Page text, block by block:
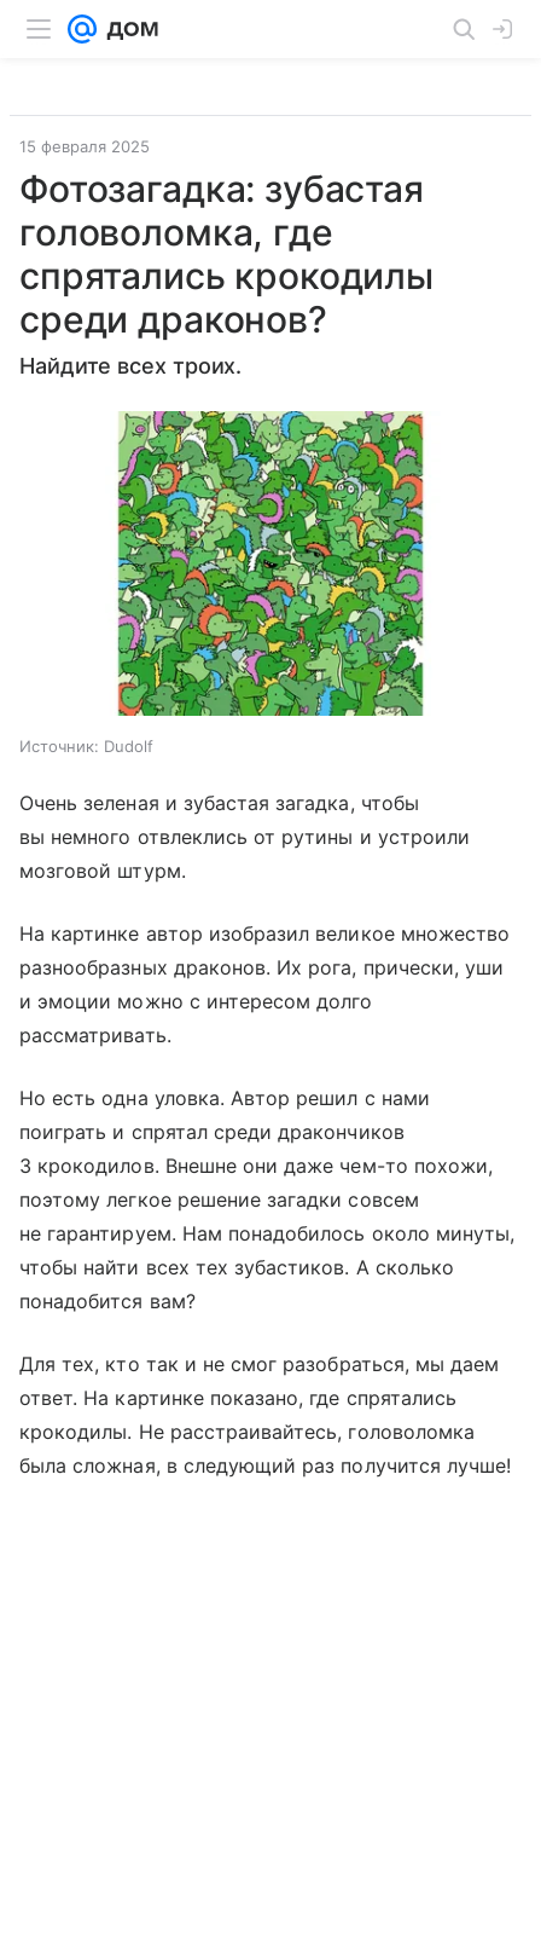
15 февраля 2025
Фотозагадка: зубастая
головоломка, где
спрятались крокодилы
среди драконов?
Найдите всех троих.
Источник: Dudolf
Очень зеленая и зубастая загадка, чтобы
вы немного отвлеклись от рутины и устроили
мозговой штурм.
На картинке автор изобразил великое множество
разнообразных драконов. Их рога, прически, уши
и эмоции можно с интересом долго
рассматривать.
Но есть одна уловка. Автор решил с нами
поиграть и спрятал среди дракончиков
3 крокодилов. Внешне они даже чем-то похожи,
поэтому легкое решение загадки совсем
не гарантируем. Нам понадобилось около минуты,
чтобы найти всех тех зубастиков. А сколько
понадобится вам?
Для тех, кто так и не смог разобраться, мы даем
ответ. На картинке показано, где спрятались
крокодилы. Не расстраивайтесь, головоломка
была сложная, в следующий раз получится лучше!